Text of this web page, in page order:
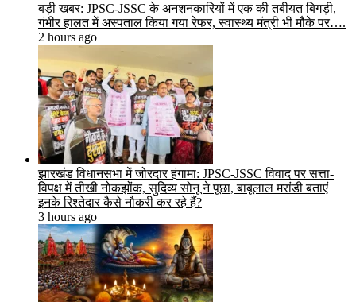
बड़ी खबर: JPSC-JSSC के अनशनकारियों में एक की तबीयत बिगड़ी,
गंभीर हालत में अस्पताल किया गया रेफर, स्वास्थ्य मंत्री भी मौके पर….
2 hours ago
झारखंड विधानसभा में जोरदार हंगामा: JPSC-JSSC विवाद पर सत्ता-
विपक्ष में तीखी नोकझोंक, सुदिव्य सोनू ने पूछा, बाबूलाल मरांडी बताएं
इनके रिश्तेदार कैसे नौकरी कर रहे हैं?
3 hours ago